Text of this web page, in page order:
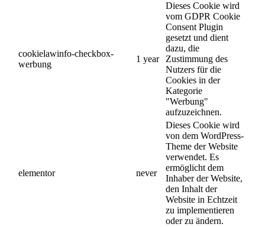
cookielawinfo-checkbox-
werbung
1 year
Dieses Cookie wird
vom GDPR Cookie
Consent Plugin
gesetzt und dient
dazu, die
Zustimmung des
Nutzers für die
Cookies in der
Kategorie
"Werbung"
aufzuzeichnen.
elementor never
Dieses Cookie wird
von dem WordPress-
Theme der Website
verwendet. Es
ermöglicht dem
Inhaber der Website,
den Inhalt der
Website in Echtzeit
zu implementieren
oder zu ändern.